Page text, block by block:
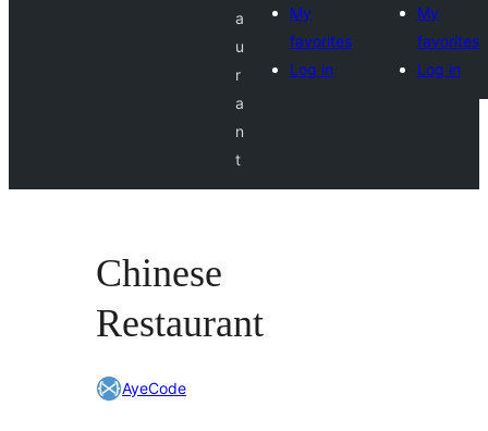
a
u
r
a
n
t
My
favorites
Log in
My
favorites
Log in
Chinese
Restaurant
AyeCode